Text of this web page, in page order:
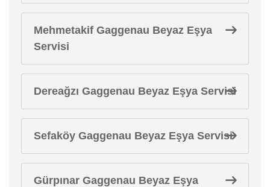
Mehmetakif Gaggenau Beyaz Eşya
Servisi
Dereağzı Gaggenau Beyaz Eşya Servisi
Sefaköy Gaggenau Beyaz Eşya Servisi
Gürpınar Gaggenau Beyaz Eşya